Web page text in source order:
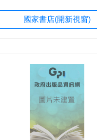
國家書店(開新視窗)